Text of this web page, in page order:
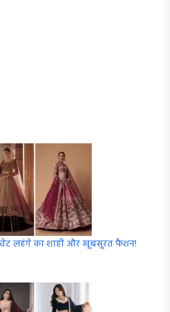
लहंगे का शाही और खूबसूरत फैशन!